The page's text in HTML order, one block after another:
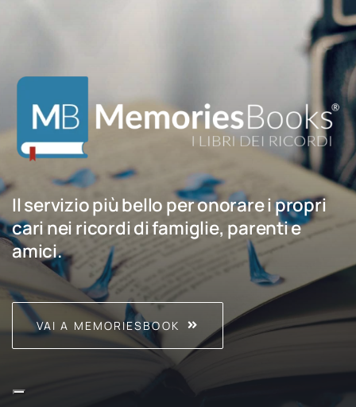
Il servizio più bello per onorare i propri
cari nei ricordi di famiglie, parenti e
amici.
VAI A MEMORIESBOOK